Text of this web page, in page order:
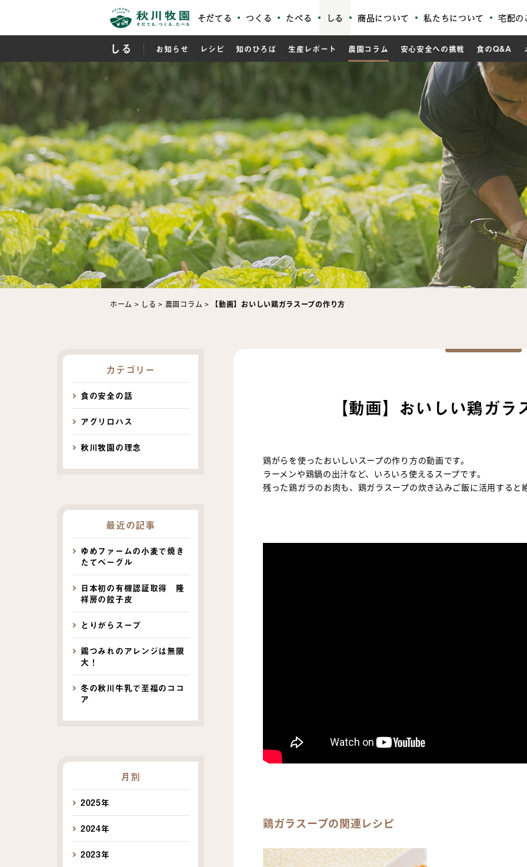
そだてる つくる たべる しる 商品について 私たちについて 宅配の
しる お知らせ レシピ 知のひろば 生産レポート 農園コラム 安心安全への挑戦 食のQ&A
ホーム > しる > 農園コラム > 【動画】おいしい鶏ガラスープの作り方
【動画】おいしい鶏ガ
鶏がらを使ったおいしいスープの作り方の動画です。
ラーメンや鶏鍋の出汁など、いろいろ使えるスープです。
残った鶏ガラのお肉も、鶏ガラスープの炊き込みご飯に活用すると
鶏ガラスープの関連レシピ
カテゴリー
食の安全の話
アグリロハス
秋川牧園の理念
最近の記事
ゆめファームの小麦で焼き
たてベーグル
日本初の有機認証取得 隆
祥房の餃子皮
とりがらスープ
鶏つみれのアレンジは無限
大！
冬の秋川牛乳で至福のココ
ア
月別
2025年
2024年
2023年